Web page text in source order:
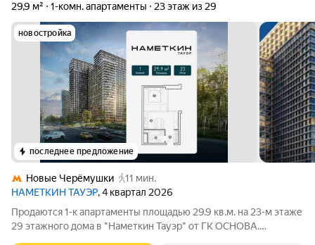
29,9 м²
1-комн. апартаменты 23 этаж из 29
новостройка
последнее предложение
Новые Черёмушки
11 мин.
НАМЕТКИН ТАУЭР, 4 квартал 2026
Продаются 1-к апартаменты площадью 29.9 кв.м. на 23-м этаже
29 этажного дома в "Наметкин Тауэр" от ГК ОСНОВА.